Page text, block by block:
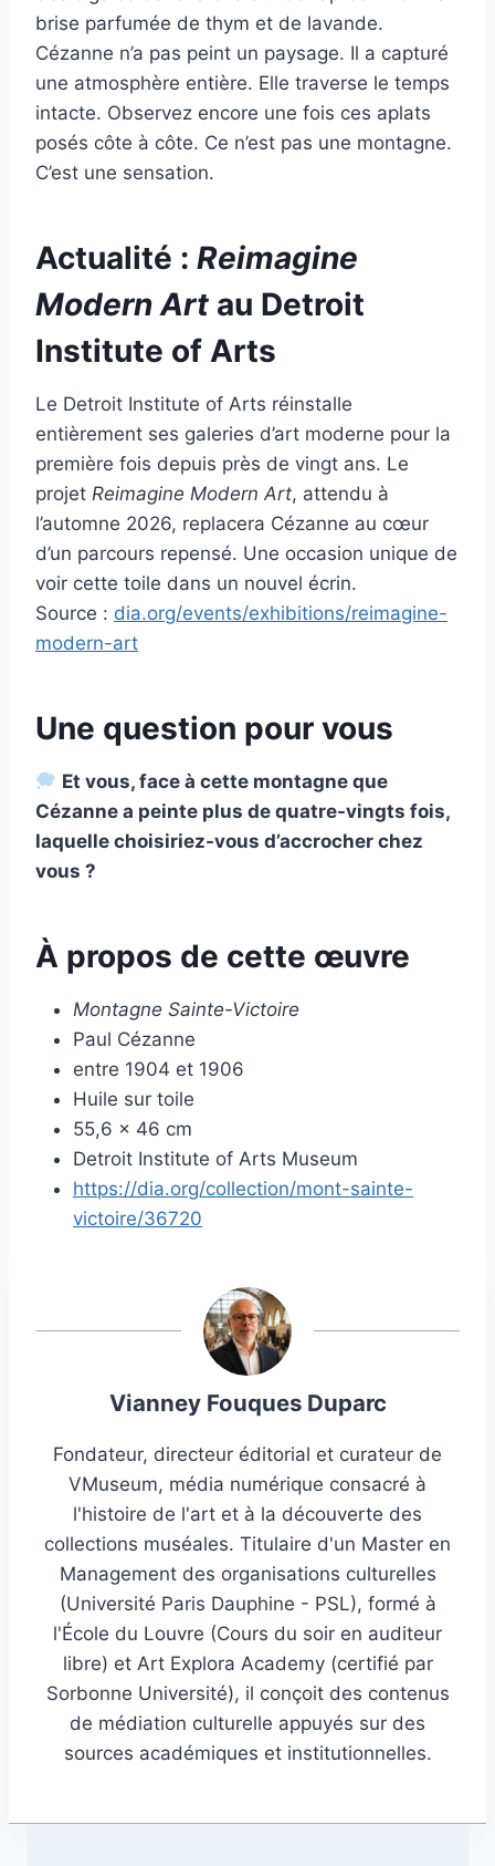
brise parfumée de thym et de lavande.
Cézanne n’a pas peint un paysage. Il a capturé
une atmosphère entière. Elle traverse le temps
intacte. Observez encore une fois ces aplats
posés côte à côte. Ce n’est pas une montagne.
C’est une sensation.
Actualité : Reimagine
Modern Art au Detroit
Institute of Arts
Le Detroit Institute of Arts réinstalle
entièrement ses galeries d’art moderne pour la
première fois depuis près de vingt ans. Le
projet Reimagine Modern Art, attendu à
l’automne 2026, replacera Cézanne au cœur
d’un parcours repensé. Une occasion unique de
voir cette toile dans un nouvel écrin.
Source : dia.org/events/exhibitions/reimagine-
modern-art
Une question pour vous
Et vous, face à cette montagne que
Cézanne a peinte plus de quatre-vingts fois,
laquelle choisiriez-vous d’accrocher chez
vous ?
À propos de cette œuvre
Montagne Sainte-Victoire
Paul Cézanne
entre 1904 et 1906
Huile sur toile
55,6 × 46 cm
Detroit Institute of Arts Museum
https://dia.org/collection/mont-sainte-
victoire/36720
Vianney Fouques Duparc
Fondateur, directeur éditorial et curateur de
VMuseum, média numérique consacré à
l'histoire de l'art et à la découverte des
collections muséales. Titulaire d'un Master en
Management des organisations culturelles
(Université Paris Dauphine - PSL), formé à
l'École du Louvre (Cours du soir en auditeur
libre) et Art Explora Academy (certifié par
Sorbonne Université), il conçoit des contenus
de médiation culturelle appuyés sur des
sources académiques et institutionnelles.